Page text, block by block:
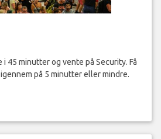
45 minutter og vente på Security. Få
på 5 minutter eller mindre.